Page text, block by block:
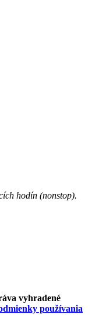
hodín (nonstop).
vyhradené
používania